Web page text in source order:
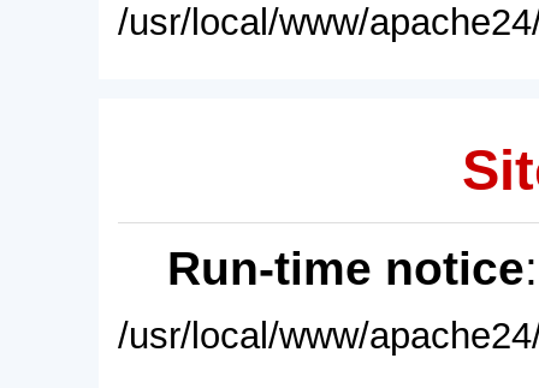
/usr/local/www/
Run-time notice
/usr/local/www/